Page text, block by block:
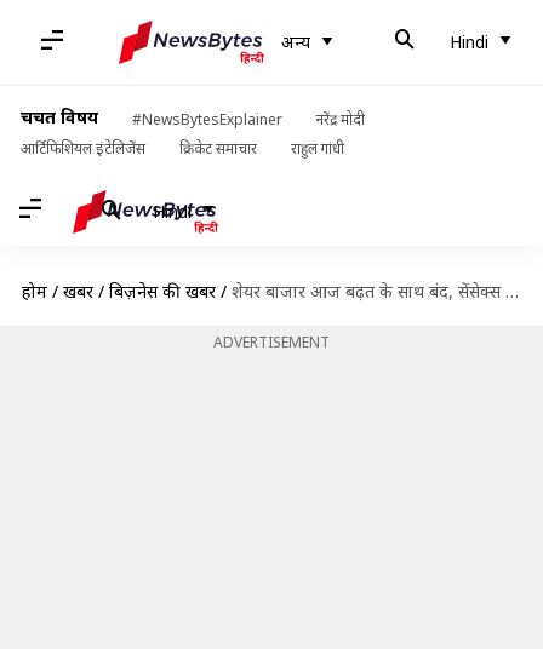
अन्य Hindi
चर्चित विषय #NewsBytesExplainer
नरेंद्र मोदी
आर्टिफिशियल इंटेलिजेंस
क्रिकेट समाचार राहुल गांधी
Hindi
होम / खबरें / बिज़नेस की खबरें / शेयर बाजार आज बढ़त के साथ बंद, सेंसेक्स चढ़ा 193 अंक ऊपर
ADVERTISEMENT